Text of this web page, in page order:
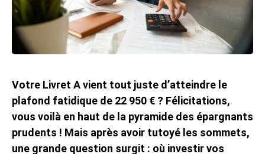
Votre Livret A vient tout juste d’atteindre le
plafond fatidique de 22 950 € ? Félicitations,
vous voilà en haut de la pyramide des épargnants
prudents ! Mais après avoir tutoyé les sommets,
une grande question surgit : où investir vos